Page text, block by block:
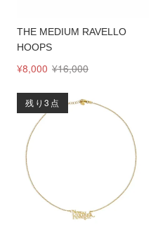
THE MEDIUM RAVELLO
HOOPS
¥8,000 ¥16,000
残り3点